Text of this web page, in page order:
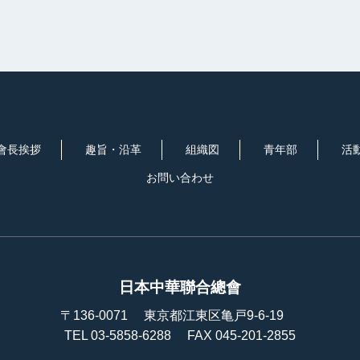
長挨拶 趣旨・沿革 組織図 青年部 活
お問い合わせ
日本中華聯合總會
〒136-0071
東京都江東区亀戸9-6-19
TEL 03-5858-6288
FAX 045-201-2855